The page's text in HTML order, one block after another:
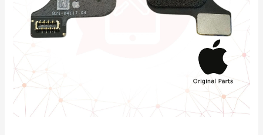
MODULO
ANTENNA
EU
quantità